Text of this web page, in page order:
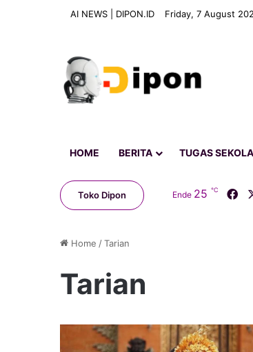
AI NEWS | DIPON.ID Friday, 7 August
HOME BERITA TUGAS
Toko Dipon Ende 25 ℃
Home /Tarian
Tarian